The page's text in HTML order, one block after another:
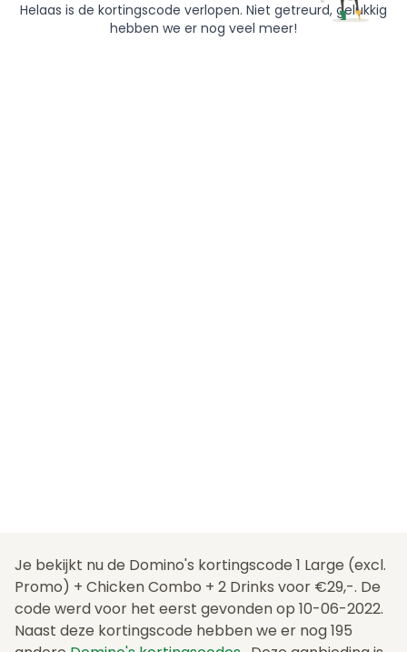
Helaas is de kortingscode verlopen. Niet getreurd, gelukkig
hebben we er nog veel meer!
Je bekijkt nu de Domino's kortingscode 1 Large (excl.
Promo) + Chicken Combo + 2 Drinks voor €29,-. De
code werd voor het eerst gevonden op 10-06-2022.
Naast deze kortingscode hebben we er nog 195